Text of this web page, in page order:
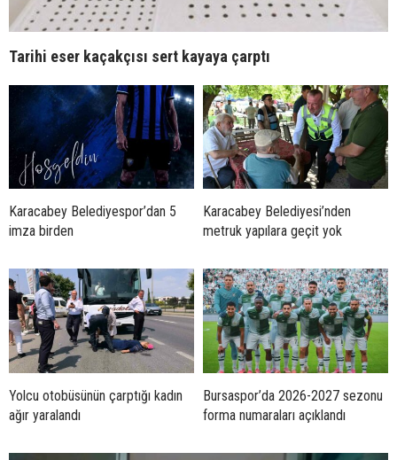
Tarihi eser kaçakçısı sert kayaya çarptı
Karacabey Belediyespor’dan 5
imza birden
Karacabey Belediyesi’nden
metruk yapılara geçit yok
Yolcu otobüsünün çarptığı kadın
ağır yaralandı
Bursaspor’da 2026-2027 sezonu
forma numaraları açıklandı